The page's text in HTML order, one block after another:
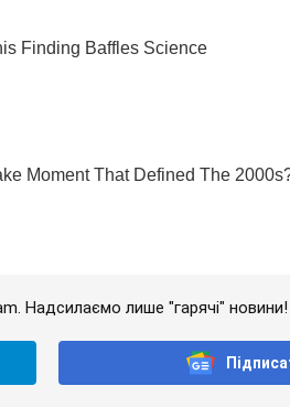
Надсилаємо лише "гарячі" новини!